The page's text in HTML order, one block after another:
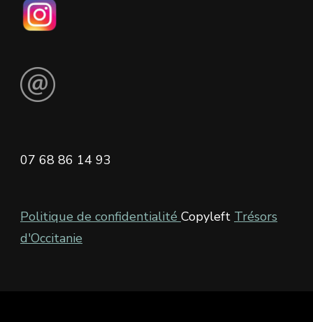
07 68 86 14 93
Politique de confidentialité Copyleft Trésors
d'Occitanie